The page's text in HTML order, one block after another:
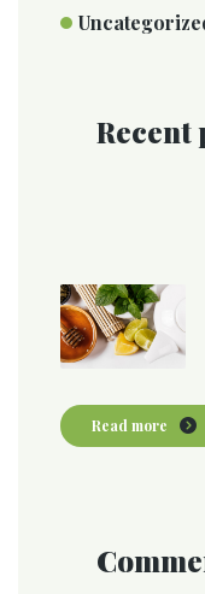
Recent
Read more